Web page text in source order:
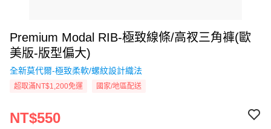
Premium Modal RIB-極致線條/高衩三角褲(歐
美版-版型偏大)
全新莫代爾-極致柔軟/螺紋設計織法
超取滿NT$1,200免運 國家/地區配送
NT$550